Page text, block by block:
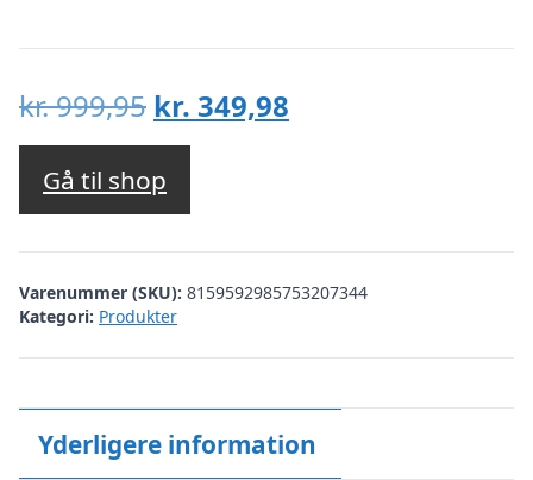
kr.999,95 Den
oprindelige
pris
var:
kr. 999,95.
kr. 349,98
kr. 349,98.
Gå til shop
Varenummer (SKU): 8159592985753207344
Kategori: Produkter
Yderligere information